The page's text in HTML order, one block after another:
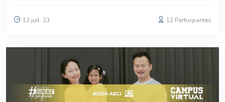
12 juil. 23 12 Participantes